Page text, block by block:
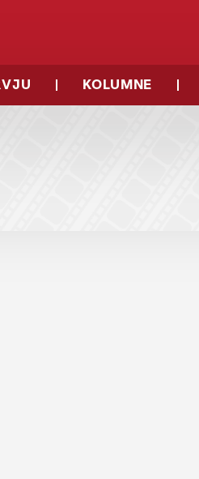
KOLUMNE